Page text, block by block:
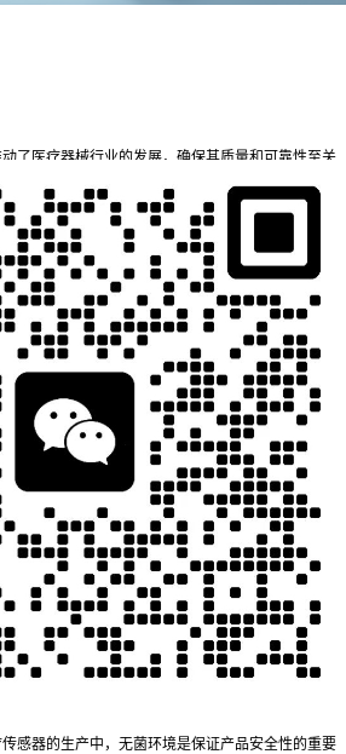
了医疗器械行业的发展，确保其质量和可靠性至关
的要求，而无菌点胶设备的出现，特别是在医疗传感
有效的解决方案。有能力的厂家能够提供专业的解决
并确保产品的高标准。
感器的生产中，无菌环境是保证产品安全性的重要